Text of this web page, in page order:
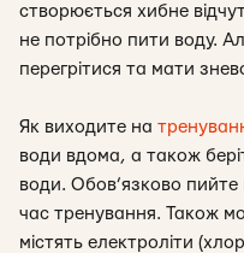
створюється хибне
не потрібно пити воду.
перегрітися та мати
Як виходите на
води вдома, а також
води. Обов’язково пийте
час тренування. Також
містять електроліти